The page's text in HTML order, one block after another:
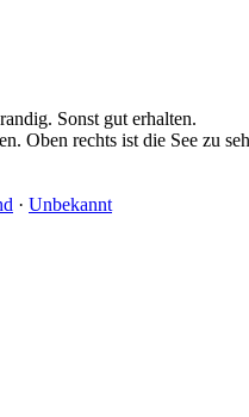
Sonst gut erhalten.
Oben rechts ist die See zu
· Unbekannt